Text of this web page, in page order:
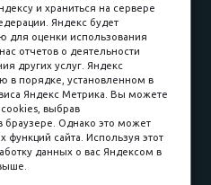
Контакты
к оплате
и храниться на сервере
Яндекс будет
для оценки использования
отчетов о деятельности
других услуг. Яндекс
в порядке, установленном в
Яндекс Метрика. Вы можете
cookies, выбрав
браузере. Однако это может
функций сайта. Используя этот
данных о вас Яндексом в